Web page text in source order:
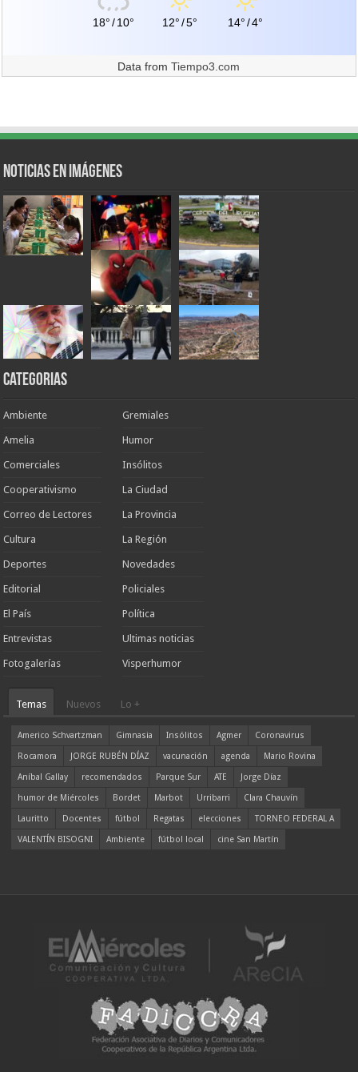
18°/10° 12°/5° 14°/4°
Data fromTiempo3.com
Noticias en Imágenes
Categorias
Ambiente
Amelia
Comerciales
Cooperativismo
Correo de Lectores
Cultura
Deportes
Editorial
El País
Entrevistas
Fotogalerías
Gremiales
Humor
Insólitos
La Ciudad
La Provincia
La Región
Novedades
Policiales
Política
Ultimas noticias
Visperhumor
Temas Nuevos Lo +
Americo Schvartzman Gimnasia Insólitos Agmer
Coronavirus
Rocamora
JORGE RUBÉN DÍAZ vacunación agenda
Mario Rovina
Aníbal Gallay
recomendados Parque Sur ATE
Jorge Díaz
humor de Miércoles
Bordet Marbot Urribarri
Clara Chauvín
Lauritto
Docentes fútbol Regatas elecciones
TORNEO FEDERAL A
VALENTÍN BISOGNI
Ambiente fútbol local cine San Martín